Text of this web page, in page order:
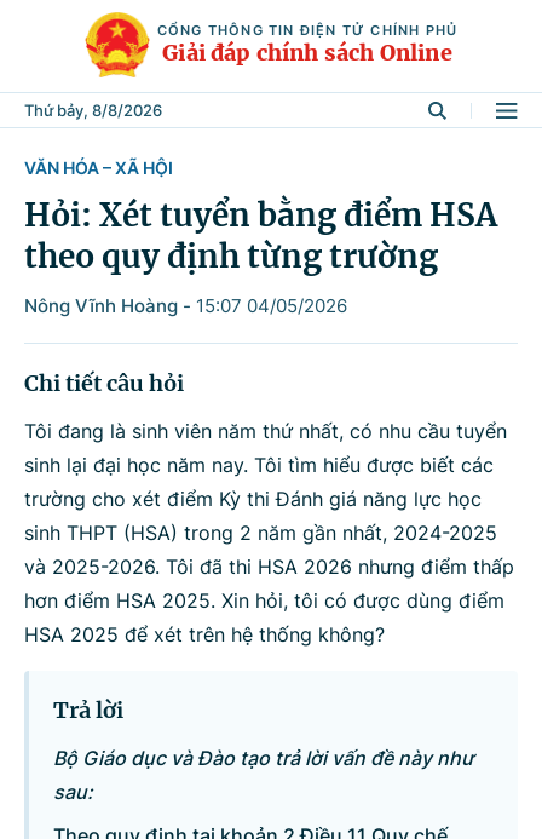
CỔNG THÔNG TIN ĐIỆN TỬ CHÍNH PHỦ
Giải đáp chính sách Online
Thứ bảy, 8/8/2026
Tìm kiếm
Từ khóa
Lĩnh vực
Bộ ngành
VĂN HÓA – XÃ HỘI
Hỏi: Xét tuyển bằng điểm HSA
theo quy định từng trường
Nông Vĩnh Hoàng - 15:07 04/05/2026
Chi tiết câu hỏi
Tôi đang là sinh viên năm thứ nhất, có nhu cầu tuyển
sinh lại đại học năm nay. Tôi tìm hiểu được biết các
trường cho xét điểm Kỳ thi Đánh giá năng lực học
sinh THPT (HSA) trong 2 năm gần nhất, 2024-2025
và 2025-2026. Tôi đã thi HSA 2026 nhưng điểm thấp
hơn điểm HSA 2025. Xin hỏi, tôi có được dùng điểm
HSA 2025 để xét trên hệ thống không?
Trả lời
Bộ Giáo dục và Đào tạo trả lời vấn đề này như
sau: